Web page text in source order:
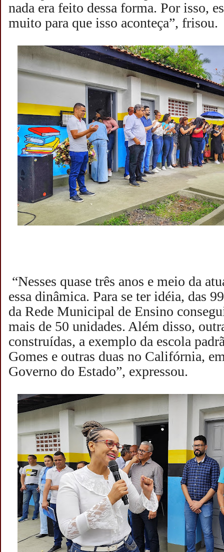
nada era feito dessa forma. Por isso,
muito para que isso aconteça”, frisou.
“Nesses quase três anos e meio da
essa dinâmica. Para se ter idéia, das
da Rede Municipal de Ensino
mais de 50 unidades. Além disso,
construídas, a exemplo da escola
Gomes e outras duas no Califórnia,
Governo do Estado”, expressou.